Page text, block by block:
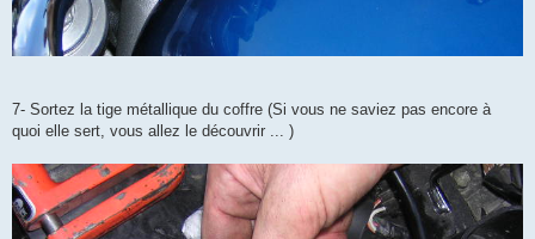
7- Sortez la tige métallique du coffre (Si vous ne saviez pas encore à
quoi elle sert, vous allez le découvrir ... )